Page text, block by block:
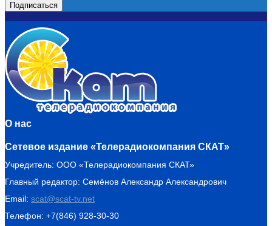
О нас
Сетевое издание «Телерадиокомпания СКАТ»
Учредитель: ООО «Телерадиокомпания СКАТ»
Главный редактор: Семёнов Александр Александрович
Email: scat@scat-tv.net
Телефон: +7(846) 928-30-30